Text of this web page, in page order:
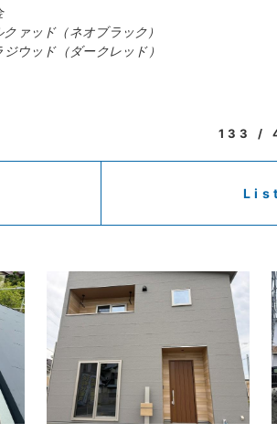
ァッド（ネオブラック）
ッド（ダークレッド）
133 /
List